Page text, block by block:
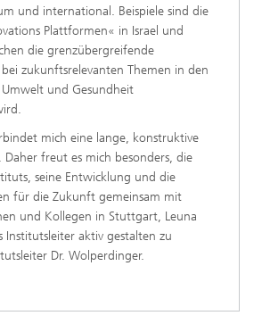
und international. Beispiele sind die
Plattformen« in Israel und
die grenzübergreifende
zukunftsrelevanten Themen in den
und Gesundheit
mich eine lange, konstruktive
Daher freut es mich besonders, die
seine Entwicklung und die
für die Zukunft gemeinsam mit
und Kollegen in Stuttgart, Leuna
Institutsleiter aktiv gestalten zu
Dr. Wolperdinger.